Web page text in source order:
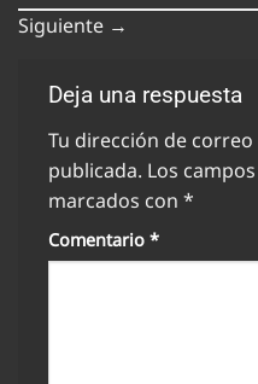
Siguiente →
Deja una respuesta
Tu dirección de
publicada. Los
marcados con *
Comentario *